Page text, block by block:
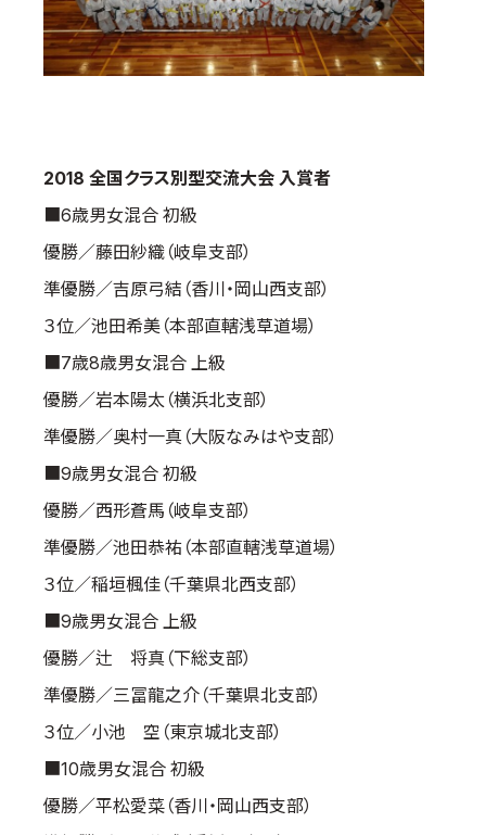
2018 全国クラス別型交流大会 入賞者
■6歳男女混合 初級
優勝／藤田紗織（岐阜支部）
準優勝／吉原弓結（香川・岡山西支部）
３位／池田希美（本部直轄浅草道場）
■7歳8歳男女混合 上級
優勝／岩本陽太（横浜北支部）
準優勝／奥村一真（大阪なみはや支部）
■9歳男女混合 初級
優勝／西形蒼馬（岐阜支部）
準優勝／池田恭祐（本部直轄浅草道場）
３位／稲垣楓佳（千葉県北西支部）
■9歳男女混合 上級
優勝／辻 将真（下総支部）
準優勝／三冨龍之介（千葉県北支部）
３位／小池 空（東京城北支部）
■10歳男女混合 初級
優勝／平松愛菜（香川・岡山西支部）